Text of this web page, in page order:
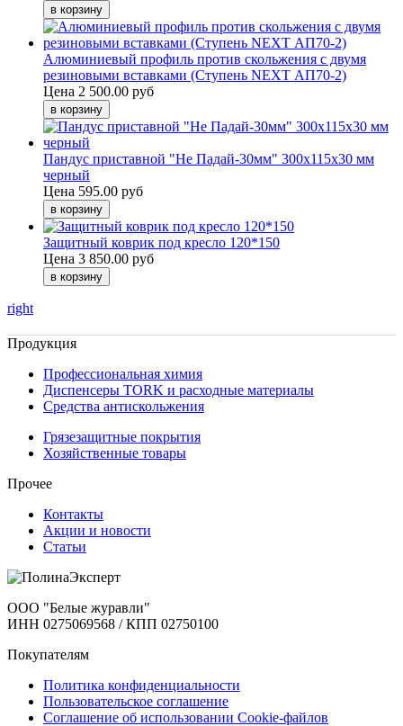
Алюминиевый профиль против скольжения с двумя
резиновыми вставками (Ступень NEXT АП70-2)
Цена 2 500.00 руб
Пандус приставной "Не Падай-30мм" 300х115х30 мм
черный
Цена 595.00 руб
Защитный коврик под кресло 120*150
Цена 3 850.00 руб
right
Продукция
Профессиональная химия
Диспенсеры TORK и расходные материалы
Cредства антискольжения
Грязезащитные покрытия
Хозяйственные товары
Прочее
Контакты
Акции и новости
Статьи
ООО "Белые журавли"
ИНН 0275069568 / КПП 02750100
Покупателям
Политика конфиденциальности
Пользовательское соглашение
Соглашение об использовании Cookie-файлов